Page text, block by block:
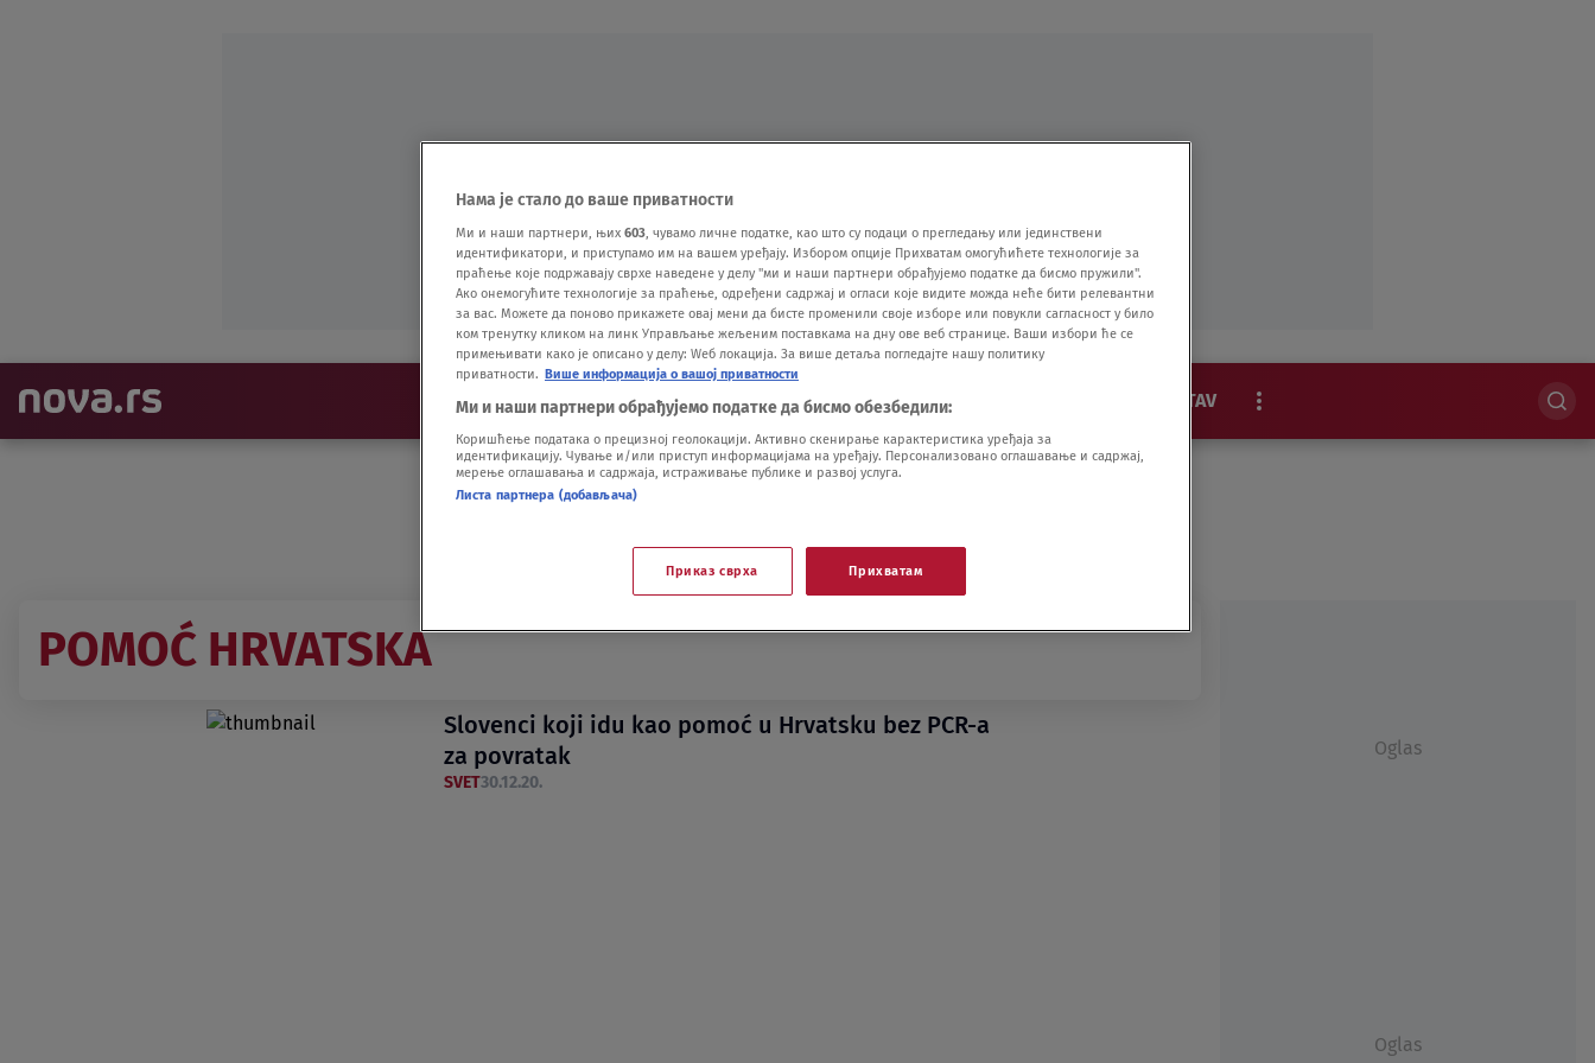
NAJNOVIJE VESTI SHOW SPORT VIDEO NOVA BAZA STAV
EKSKLUZIVNO
POMOĆ HRVATSKA
Slovenci koji idu kao pomoć u Hrvatsku bez PCR-a
za povratak
SVET30.12.20.
Oglas
Oglas
Нама је стало до ваше приватности
Ми и наши партнери, њих 603, чувамо личне податке, као што су подаци о прегледању или јединствени
идентификатори, и приступамо им на вашем уређају. Избором опције Прихватам омогућићете технологије за
праћење које подржавају сврхе наведене у делу "ми и наши партнери обрађујемо податке да бисмо пружили".
Ако онемогућите технологије за праћење, одређени садржај и огласи које видите можда неће бити релевантни
за вас. Можете да поново прикажете овај мени да бисте променили своје изборе или повукли сагласност у било
ком тренутку кликом на линк Управљање жељеним поставкама на дну ове веб странице. Ваши избори ће се
примењивати како је описано у делу: Wеб локација. За више детаља погледајте нашу политику
приватности. Више информација о вашој приватности
Ми и наши партнери обрађујемо податке да бисмо обезбедили:
Коришћење података о прецизној геолокацији. Активно скенирање карактеристика уређаја за
идентификацију. Чување и/или приступ информацијама на уређају. Персонализовано оглашавање и садржај,
мерење оглашавања и садржаја, истраживање публике и развој услуга.
Листа партнера (добављача)
Приказ сврха Прихватам